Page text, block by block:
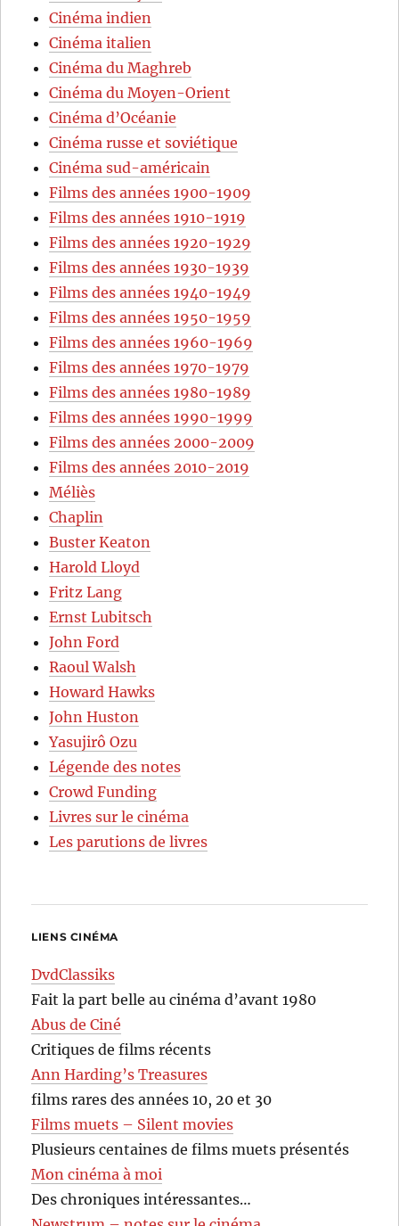
Cinéma indien
Cinéma italien
Cinéma du Maghreb
Cinéma du Moyen-Orient
Cinéma d’Océanie
Cinéma russe et soviétique
Cinéma sud-américain
Films des années 1900-1909
Films des années 1910-1919
Films des années 1920-1929
Films des années 1930-1939
Films des années 1940-1949
Films des années 1950-1959
Films des années 1960-1969
Films des années 1970-1979
Films des années 1980-1989
Films des années 1990-1999
Films des années 2000-2009
Films des années 2010-2019
Méliès
Chaplin
Buster Keaton
Harold Lloyd
Fritz Lang
Ernst Lubitsch
John Ford
Raoul Walsh
Howard Hawks
John Huston
Yasujirô Ozu
Légende des notes
Crowd Funding
Livres sur le cinéma
Les parutions de livres
LIENS CINÉMA
DvdClassiks
Fait la part belle au cinéma d’avant 1980
Abus de Ciné
Critiques de films récents
Ann Harding’s Treasures
films rares des années 10, 20 et 30
Films muets – Silent movies
Plusieurs centaines de films muets présentés
Mon cinéma à moi
Des chroniques intéressantes…